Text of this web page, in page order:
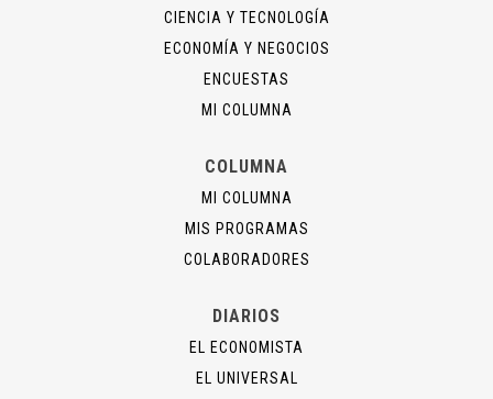
CIENCIA Y TECNOLOGÍA
ECONOMÍA Y NEGOCIOS
ENCUESTAS
MI COLUMNA
COLUMNA
MI COLUMNA
MIS PROGRAMAS
COLABORADORES
DIARIOS
EL ECONOMISTA
EL UNIVERSAL